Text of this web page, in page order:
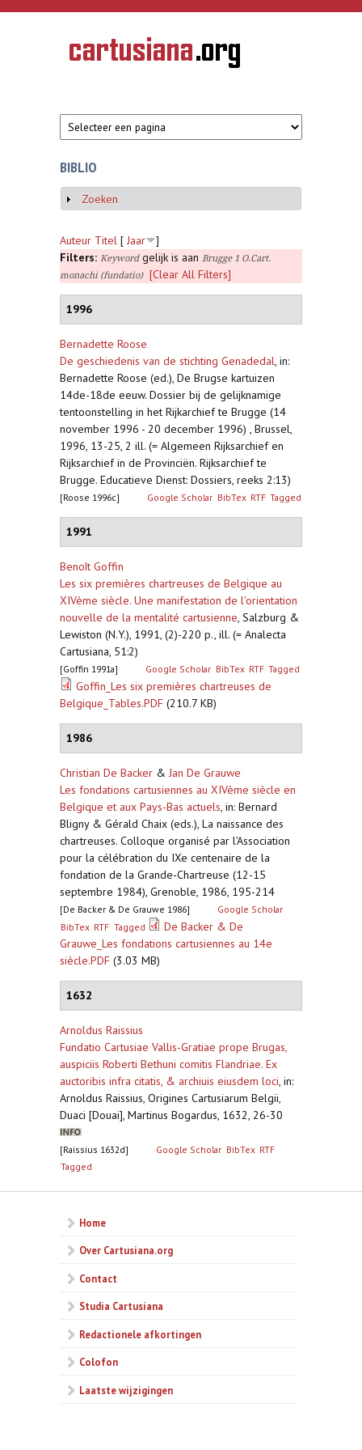
Overslaan en naar de inhoud gaan
CARTUSIANA
Geschiedenis
van de
BIBLIO
Weergeven
Zoeken
Auteur Titel [ Jaar
]
Filters: Keywordgelijk is aan Brugge 1 O.Cart.
monachi (fundatio)
[Clear All Filters]
1996
Bernadette Roose
De geschiedenis van de stichting Genadedal, in:
Bernadette Roose (ed.), De Brugse kartuizen
14de-18de eeuw. Dossier bij de gelijknamige
tentoonstelling in het Rijkarchief te Brugge (14
november 1996 - 20 december 1996) , Brussel,
1996, 13-25, 2 ill. (= Algemeen Rijksarchief en
Rijksarchief in de Provinciën. Rijksarchief te
Brugge. Educatieve Dienst: Dossiers, reeks 2:13)
[Roose 1996c] Google Scholar BibTex RTF Tagged
1991
Benoît Goffin
Les six premières chartreuses de Belgique au
XIVème siècle. Une manifestation de l'orientation
nouvelle de la mentalité cartusienne, Salzburg &
Lewiston (N.Y.), 1991, (2)-220 p., ill. (= Analecta
Cartusiana, 51:2)
[Goffin 1991a] Google Scholar BibTex RTF Tagged
Goffin_Les six premières chartreuses de
Belgique_Tables.PDF (210.7 KB)
1986
Christian De Backer & Jan De Grauwe
Les fondations cartusiennes au XIVème siècle en
Belgique et aux Pays-Bas actuels, in: Bernard
Bligny & Gérald Chaix (eds.), La naissance des
chartreuses. Colloque organisé par l'Association
pour la célébration du IXe centenaire de la
fondation de la Grande-Chartreuse (12-15
septembre 1984), Grenoble, 1986, 195-214
[De Backer & De Grauwe 1986]
Google Scholar
BibTex RTF Tagged
De Backer & De
Grauwe_Les fondations cartusiennes au 14e
siècle.PDF (3.03 MB)
1632
Arnoldus Raissius
Fundatio Cartusiae Vallis-Gratiae prope Brugas,
auspiciis Roberti Bethuni comitis Flandriae. Ex
auctoribis infra citatis, & archiuis eiusdem loci, in:
Arnoldus Raissius, Origines Cartusiarum Belgii,
Duaci [Douai], Martinus Bogardus, 1632, 26-30
[Raissius 1632d] Google Scholar BibTex RTF
Tagged
Home
Over Cartusiana.org
Contact
Studia Cartusiana
Redactionele afkortingen
Colofon
Laatste wijzigingen